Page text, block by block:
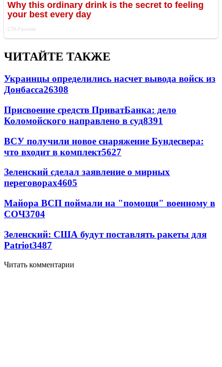
ЧИТАЙТЕ ТАКЖЕ
Украинцы определились насчет вывода войск из
Донбасса26308
Присвоение средств ПриватБанка: дело
Коломойского направлено в суд8391
ВСУ получили новое снаряжение Бундесвера:
что входит в комплект5627
Зеленский сделал заявление о мирных
переговорах4605
Майора ВСП поймали на "помощи" военному в
СОЧ3704
Зеленский: США будут поставлять ракеты для
Patriot3487
Читать комментарии